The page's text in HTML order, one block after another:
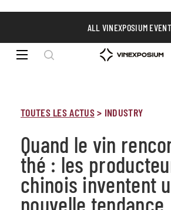
ALL VINEXPOSIUM
TOUTES LES ACTUS> INDUSTRY
Quand le vin
thé : les
chinois inventent
nouvelle tendance